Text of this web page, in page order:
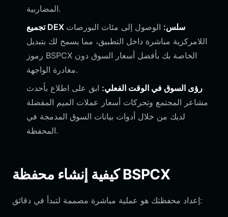
المضاربية.
تجميع DEX سلس: الوصول إلى مئات البورصات
اللامركزية مباشرة داخل التطبيق، مما يسمح لك بتبديل
رموز BSPCX الخاصة بك بأفضل أسعار السوق دون
مغادرة الواجهة.
رؤى السوق في الوقت الفعلي: ابق على اطلاع بأحدث
مشاعر المجتمع وتحركات أسعار عملات الميم المفضلة
لديك من خلال أدوات بيانات السوق المدمجة في
المحفظة.
كيفية إنشاء محفظة BSPCX
إعداد محفظتك هو عملية مباشرة مصممة لتبدأ في دقائق: